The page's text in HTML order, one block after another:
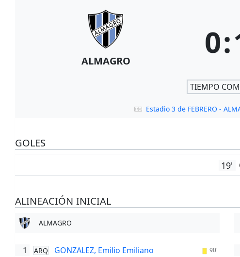
ALMAGRO 0:
TIEMPO
Estadio 3 de FEBRERO -
GOLES
19'
ALINEACIÓN INICIAL
ALMAGRO
1 ARQ GONZALEZ, Emilio Emiliano 90'